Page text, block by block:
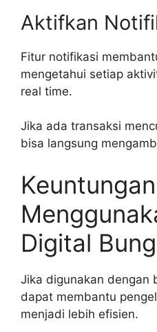
Aktifkan
Fitur notifikasi
mengetahui setiap
real time.
Jika ada transaksi
bisa langsung
Keuntungan
Digital
Jika digunakan dengan
dapat membantu
menjadi lebih efisien.